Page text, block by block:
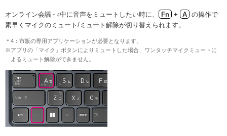
オンライン会議 ＊4中に音声をミュートしたい時に、 Fn + A の操作で
素早くマイクのミュート/ミュート解除が切り替えられます。
＊4：市販の専用アプリケーションが必要となります。
※アプリの「マイク」ボタンによりミュートした場合、ワンタッチマイクミュートに
よるミュート解除ができません。